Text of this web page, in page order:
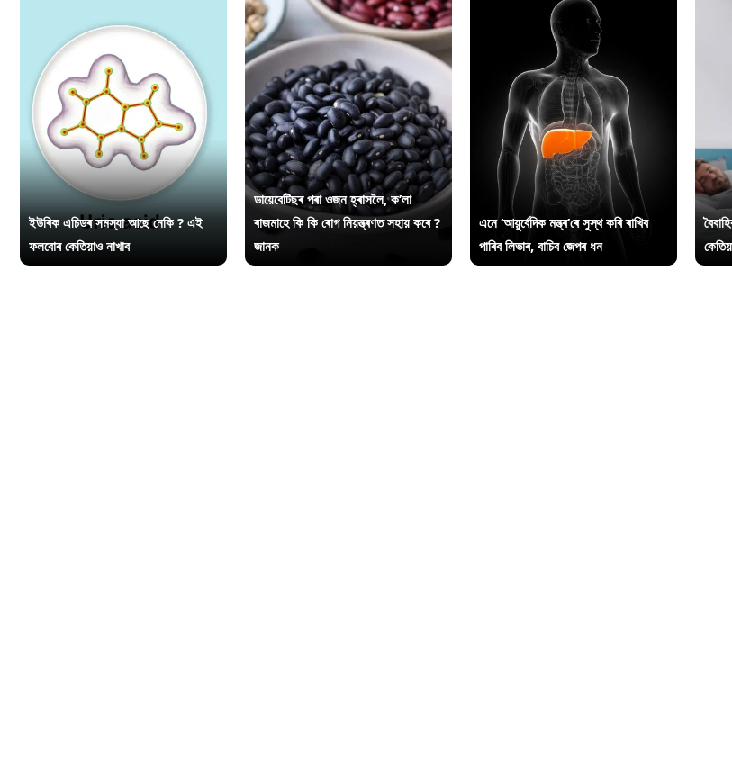
ইউৰিক এচিডৰ সমস্যা আছে নেকি ? এই
ফলবোৰ কেতিয়াও নাখাব
ডায়েবেটিছৰ পৰা ওজন হ্ৰাসলৈ, ক’লা
ৰাজমাহে কি কি ৰোগ নিয়ন্ত্ৰণত সহায় কৰে ?
জানক
এনে ‘আয়ুৰ্বেদিক মন্ত্ৰ’ৰে সুস্থ কৰি ৰাখিব
পাৰিব লিভাৰ, বাচিব জেপৰ ধন